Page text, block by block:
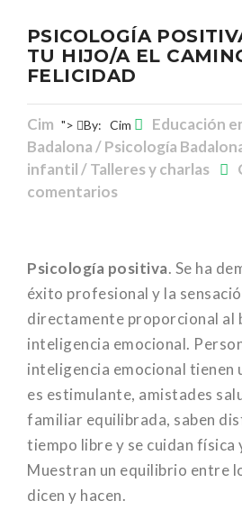
PSICOLOGÍA
TU HIJO/A EL
FELICIDAD
Cim "> By: Cim
Educación
Badalona / Psicología
infantil / Talleres y charlas
comentarios
Psicología positiva. Se ha
éxito profesional y la
directamente proporcional al
inteligencia emocional.
inteligencia emocional tienen
es estimulante, amistades
familiar equilibrada, saben
tiempo libre y se cuidan física
Muestran un equilibrio entre
dicen y hacen.